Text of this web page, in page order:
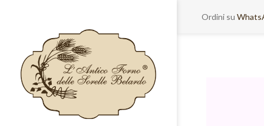
Ordini su